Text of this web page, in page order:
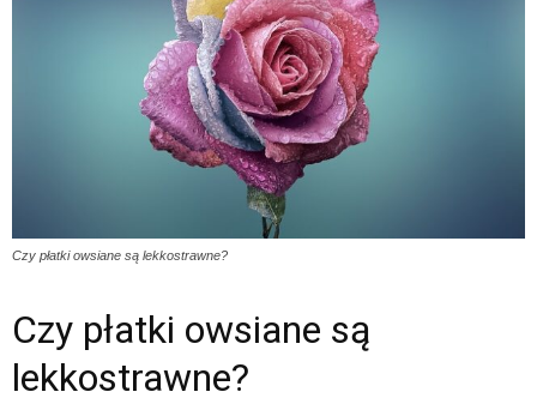
Czy płatki owsiane są lekkostrawne?
Czy płatki owsiane są
lekkostrawne?